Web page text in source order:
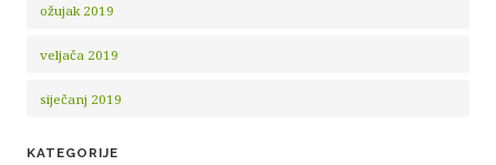
ožujak 2019
veljača 2019
siječanj 2019
KATEGORIJE